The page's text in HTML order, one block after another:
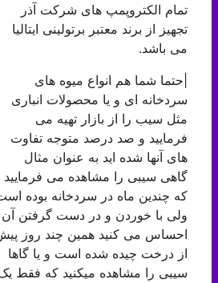
تمام الکتروپمپ های شرکت آذر
تجهیز از برند معتبر برتولینی ایتالیا
می باشد.
|حتما شما هم انواع میوه های
سردخانه ای و یا محصولات انباری
مثل سیب را از بازار تهیه می
فرمایید و صد درصد متوجه تفاوت
های آنها شده اید به عنوان مثال
گاهی سیبی را مشاهده می فرمایید
که چندین ماه در سردخانه بوده است
ولی با خوردن و در دست گرفتن آن
احساس می کنید همین چند روز پیش
از درخت چیده شده است و یا گاها
سیبی را مشاهده میکنید که فقط یک